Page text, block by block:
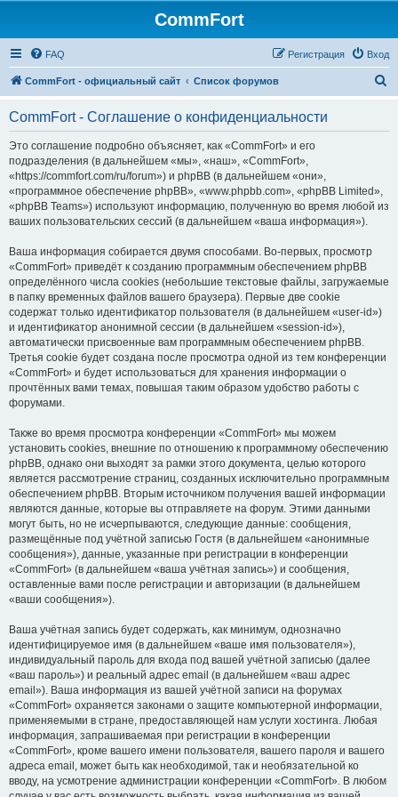
CommFort
FAQ Вход
Регистрация
CommFort - официальный сайт Список форумов
CommFort - Соглашение о конфиденциальности
Это соглашение подробно объясняет, как «CommFort» и его
подразделения (в дальнейшем «мы», «наш», «CommFort»,
«https://commfort.com/ru/forum») и phpBB (в дальнейшем «они»,
«программное обеспечение phpBB», «www.phpbb.com», «phpBB Limited»,
«phpBB Teams») используют информацию, полученную во время любой из
ваших пользовательских сессий (в дальнейшем «ваша информация»).
Ваша информация собирается двумя способами. Во-первых, просмотр
«CommFort» приведёт к созданию программным обеспечением phpBB
определённого числа cookies (небольшие текстовые файлы, загружаемые
в папку временных файлов вашего браузера). Первые две cookie
содержат только идентификатор пользователя (в дальнейшем «user-id»)
и идентификатор анонимной сессии (в дальнейшем «session-id»),
автоматически присвоенные вам программным обеспечением phpBB.
Третья cookie будет создана после просмотра одной из тем конференции
«CommFort» и будет использоваться для хранения информации о
прочтённых вами темах, повышая таким образом удобство работы с
форумами.
Также во время просмотра конференции «CommFort» мы можем
установить cookies, внешние по отношению к программному обеспечению
phpBB, однако они выходят за рамки этого документа, целью которого
является рассмотрение страниц, созданных исключительно программным
обеспечением phpBB. Вторым источником получения вашей информации
являются данные, которые вы отправляете на форум. Этими данными
могут быть, но не исчерпываются, следующие данные: сообщения,
размещённые под учётной записью Гостя (в дальнейшем «анонимные
сообщения»), данные, указанные при регистрации в конференции
«CommFort» (в дальнейшем «ваша учётная запись») и сообщения,
оставленные вами после регистрации и авторизации (в дальнейшем
«ваши сообщения»).
Ваша учётная запись будет содержать, как минимум, однозначно
идентифицируемое имя (в дальнейшем «ваше имя пользователя»),
индивидуальный пароль для входа под вашей учётной записью (далее
«ваш пароль») и реальный адрес email (в дальнейшем «ваш адрес
email»). Ваша информация из вашей учётной записи на форумах
«CommFort» охраняется законами о защите компьютерной информации,
применяемыми в стране, предоставляющей нам услуги хостинга. Любая
информация, запрашиваемая при регистрации в конференции
«CommFort», кроме вашего имени пользователя, вашего пароля и вашего
адреса email, может быть как необходимой, так и необязательной ко
вводу, на усмотрение администрации конференции «CommFort». В любом